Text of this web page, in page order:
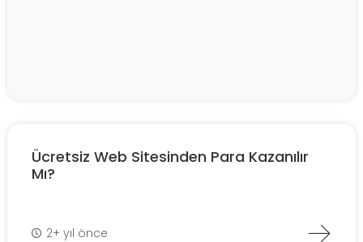
Ücretsiz Web Sitesinden Para Kazanılır
Mı?
2+ yıl önce